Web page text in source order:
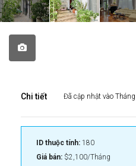
Chi tiết Đã cập nhật vào
ID thuộc tính: 180
Giá bán: $2,100/Tháng